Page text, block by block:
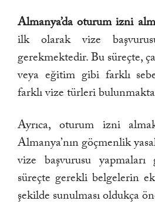
Almanya’da oturum izni
ilk olarak vize
gerekmektedir. Bu süreçte,
veya eğitim gibi farklı
farklı vize türleri
Ayrıca, oturum izni
Almanya’nın göçmenlik
vize başvurusu yapmaları
süreçte gerekli belgelerin
şekilde sunulması oldukça